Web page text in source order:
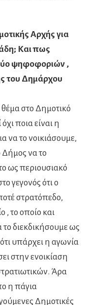
Αρχής για
Και πως
ψηφοφοριών ,
του Δημάρχου
στο Δημοτικό
ποια είναι η
να το νοικιάσουμε,
να το
ως περιουσιακό
γεγονός ότι ο
στρατόπεδο,
, το οποίο και
διεκδικήσουμε ως
υπάρχει η αγωνία
στην ενοικίαση
Άρα
η πάγια
Δημοτικές